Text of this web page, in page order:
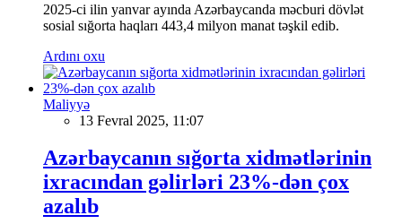
2025-ci ilin yanvar ayında Azərbaycanda məcburi dövlət
sosial sığorta haqları 443,4 milyon manat təşkil edib.
Ardını oxu
Maliyyə
13 Fevral 2025, 11:07
Azərbaycanın sığorta xidmətlərinin
ixracından gəlirləri 23%-dən çox
azalıb